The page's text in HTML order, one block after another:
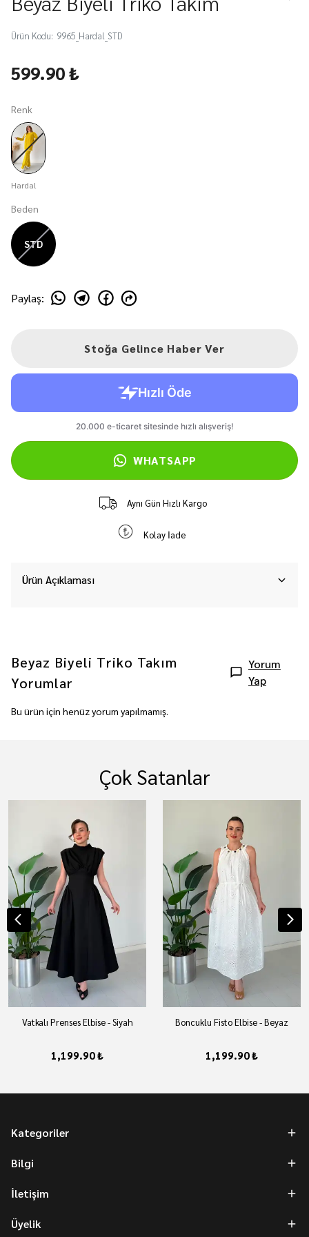
Ürün Kodu: 9965_Hardal_STD
599.90 ₺
Renk
Hardal
Beden
STD
Paylaş:
Stoğa Gelince Haber Ver
WHATSAPP
Aynı Gün Hızlı Kargo
Kolay İade
Ürün Açıklaması
Beyaz Biyeli Triko Takım
Yorumlar
Yorum
Yap
Bu ürün için henüz yorum yapılmamış.
Çok Satanlar
Vatkalı Prenses Elbise - Siyah
1,199.90 ₺
Boncuklu Fisto Elbise - Beyaz
1,199.90 ₺
Kategoriler
Bilgi
İletişim
Üyelik